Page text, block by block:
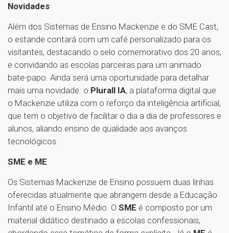
Novidades
Além dos Sistemas de Ensino Mackenzie e do SME Cast,
o estande contará com um café personalizado para os
visitantes, destacando o selo comemorativo dos 20 anos,
e convidando as escolas parceiras para um animado
bate-papo. Ainda será uma oportunidade para detalhar
mais uma novidade: o Plurall IA, a plataforma digital que
o Mackenzie utiliza com o reforço da inteligência artificial,
que tem o objetivo de facilitar o dia a dia de professores e
alunos, aliando ensino de qualidade aos avanços
tecnológicos.
SME e ME
Os Sistemas Mackenzie de Ensino possuem duas linhas
oferecidas atualmente que abrangem desde a Educação
Infantil até o Ensino Médio. O SME é composto por um
material didático destinado a escolas confessionais,